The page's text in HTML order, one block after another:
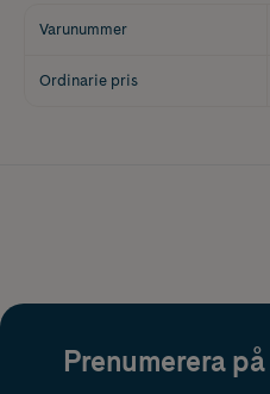
Varunummer
Ordinarie pris
Prenumerera